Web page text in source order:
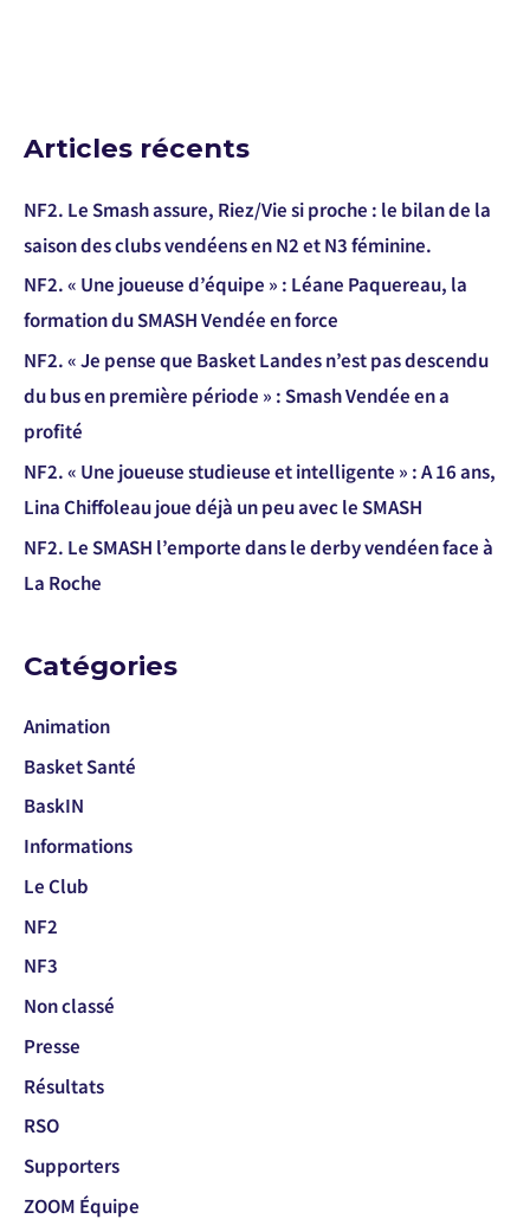
Articles récents
NF2. Le Smash assure, Riez/Vie si proche : le bilan de la
saison des clubs vendéens en N2 et N3 féminine.
NF2. « Une joueuse d’équipe » : Léane Paquereau, la
formation du SMASH Vendée en force
NF2. « Je pense que Basket Landes n’est pas descendu
du bus en première période » : Smash Vendée en a
profité
NF2. « Une joueuse studieuse et intelligente » : A 16 ans,
Lina Chiffoleau joue déjà un peu avec le SMASH
NF2. Le SMASH l’emporte dans le derby vendéen face à
La Roche
Catégories
Animation
Basket Santé
BaskIN
Informations
Le Club
NF2
NF3
Non classé
Presse
Résultats
RSO
Supporters
ZOOM Équipe